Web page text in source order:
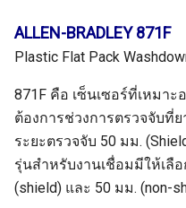
ALLEN-BRADLEY 871F
Plastic Flat Pack
871F คือ เซ็นเซอร์ที่เหมา
ต้องการช่วงการตรวจจับที่
ระยะตรวจจับ 50 มม.
รุ่นสําหรับงานเชื่อมมีให้เลื
(shield) และ 50 มม. (non-